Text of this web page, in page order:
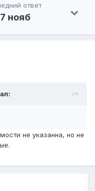
ответ
нояб
не указанна, но не